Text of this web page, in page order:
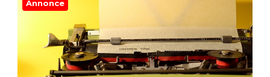
Annonce